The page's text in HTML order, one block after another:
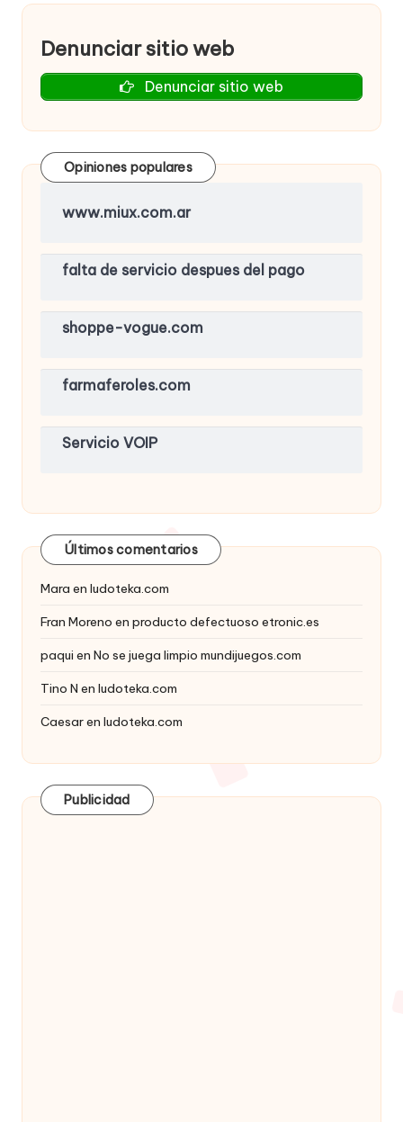
Denunciar sitio web
Denunciar sitio web
Opiniones populares
www.miux.com.ar
falta de servicio despues del pago
shoppe-vogue.com
farmaferoles.com
Servicio VOIP
Últimos comentarios
Mara en ludoteka.com
Fran Moreno en producto defectuoso etronic.es
paqui en No se juega limpio mundijuegos.com
Tino N en ludoteka.com
Caesaren ludoteka.com
Publicidad